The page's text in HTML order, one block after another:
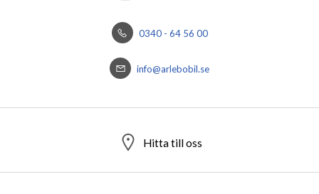
0340 - 64 56 00
info@arlebobil.se
Hitta till oss